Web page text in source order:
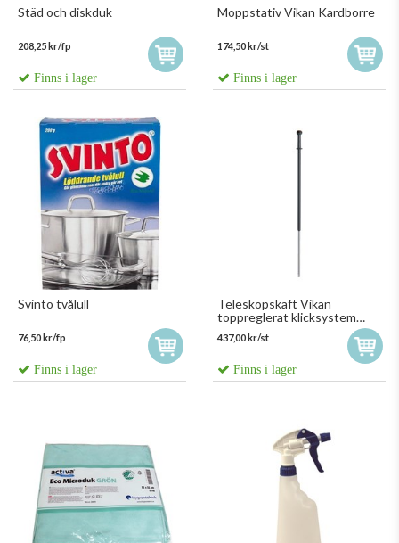
Städ och diskduk
208,25 kr/fp
Finns i lager
Moppstativ Vikan Kardborre
174,50 kr/st
Finns i lager
Svinto tvålull
76,50 kr/fp
Finns i lager
Teleskopskaft Vikan
toppreglerat klicksystem
aluminium Grå
437,00 kr/st
Finns i lager